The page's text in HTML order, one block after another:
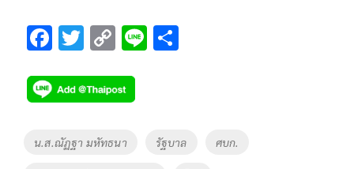
F
e
b
o
T
tt
er
C
p
y
Li
Li
Tags
น.ส.ณัฏฐา มหัทธนา รัฐบาล ศบก.